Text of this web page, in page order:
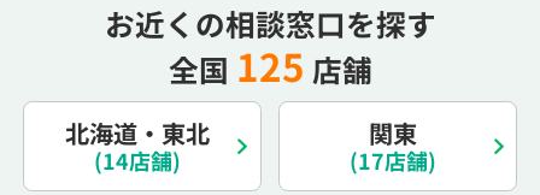
お近くの相談窓口を探す
全国 125 店舗
北海道・東北
(14店舗)
関東
(17店舗)